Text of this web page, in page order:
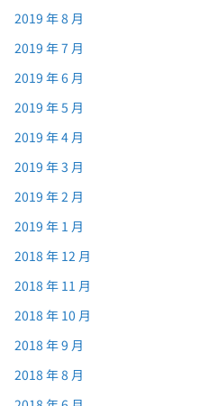
2019 年 8 月
2019 年 7 月
2019 年 6 月
2019 年 5 月
2019 年 4 月
2019 年 3 月
2019 年 2 月
2019 年 1 月
2018 年 12 月
2018 年 11 月
2018 年 10 月
2018 年 9 月
2018 年 8 月